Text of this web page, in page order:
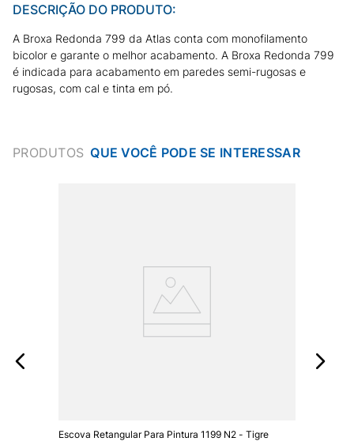
DESCRIÇÃO DO PRODUTO:
A Broxa Redonda 799 da Atlas conta com monofilamento
bicolor e garante o melhor acabamento. A Broxa Redonda 799
é indicada para acabamento em paredes semi-rugosas e
rugosas, com cal e tinta em pó.
PRODUTOS
Escova Retangular Para Pintura 1199 N2 - Tigre